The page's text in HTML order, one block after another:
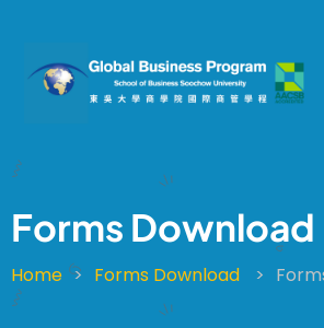
main
content
Forms Download
Breadcrumb
Home Forms Download